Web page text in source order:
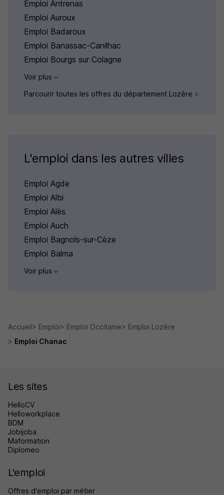
Emploi Antrenas
Emploi Auroux
Emploi Badaroux
Emploi Banassac-Canilhac
Emploi Bourgs sur Colagne
Voir plus
Parcourir toutes les offres du département Lozère
L'emploi dans les autres villes
Emploi Agde
Emploi Albi
Emploi Alès
Emploi Auch
Emploi Bagnols-sur-Cèze
Emploi Balma
Voir plus
Accueil Emploi Emploi Occitanie
Emploi Lozère
Emploi Chanac
Les sites
HelloCV
Helloworkplace
BDM
Jobijoba
Maformation
Diplomeo
L'emploi
Offres d'emploi par métier